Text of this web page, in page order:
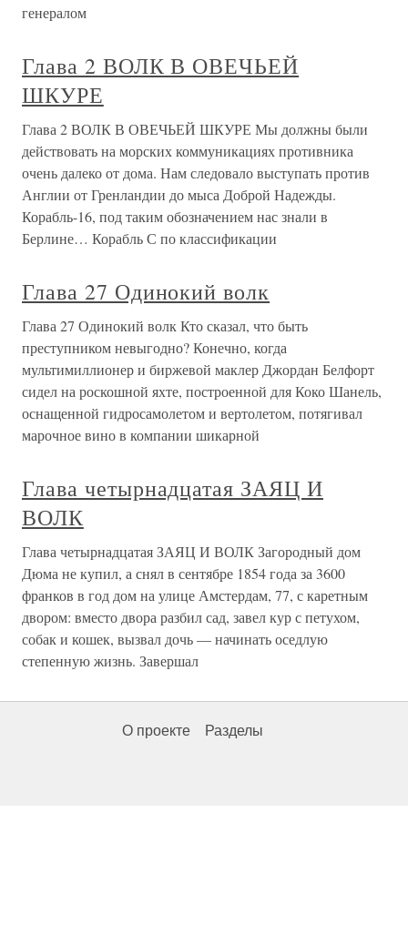
генералом
Глава 2 ВОЛК В ОВЕЧЬЕЙ
ШКУРЕ
Глава 2 ВОЛК В ОВЕЧЬЕЙ ШКУРЕ Мы должны были
действовать на морских коммуникациях противника
очень далеко от дома. Нам следовало выступать против
Англии от Гренландии до мыса Доброй Надежды.
Корабль-16, под таким обозначением нас знали в
Берлине… Корабль С по классификации
Глава 27 Одинокий волк
Глава 27 Одинокий волк Кто сказал, что быть
преступником невыгодно? Конечно, когда
мультимиллионер и биржевой маклер Джордан Белфорт
сидел на роскошной яхте, построенной для Коко Шанель,
оснащенной гидросамолетом и вертолетом, потягивал
марочное вино в компании шикарной
Глава четырнадцатая ЗАЯЦ И
ВОЛК
Глава четырнадцатая ЗАЯЦ И ВОЛК Загородный дом
Дюма не купил, а снял в сентябре 1854 года за 3600
франков в год дом на улице Амстердам, 77, с каретным
двором: вместо двора разбил сад, завел кур с петухом,
собак и кошек, вызвал дочь — начинать оседлую
степенную жизнь. Завершал
О проекте Разделы